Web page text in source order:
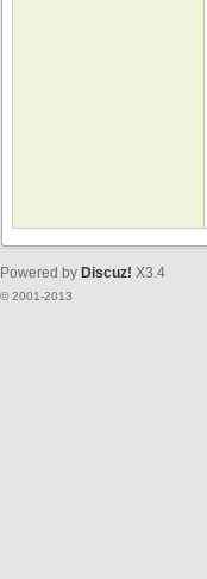
Powered by Discuz! X3.4
© 2001-2013